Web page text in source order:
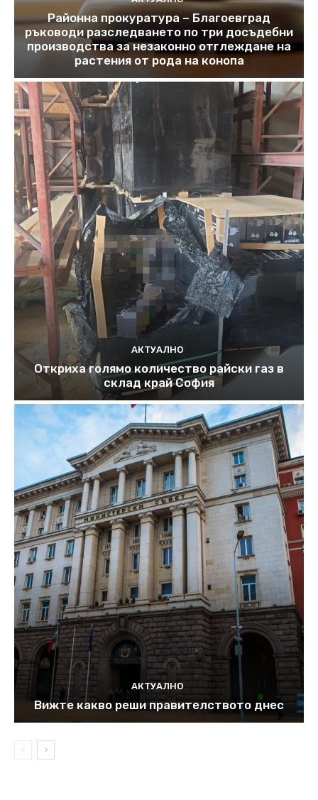
Районна прокуратура – Благоевград
ръководи разследването по три досъдебни
производства за незаконно отглеждане на
растения от рода на конопа
АКТУАЛНО
Откриха голямо количество райски газ в
склад край София
АКТУАЛНО
Вижте какво реши правителството днес